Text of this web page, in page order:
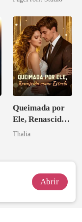
da Híbrida
Queimada por
Ele, Renascida
como Estrela
Thalia
Abrir